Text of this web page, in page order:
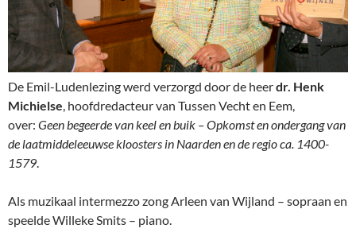
De Emil-Ludenlezing werd verzorgd door de heerdr. Henk
Michielse, hoofdredacteur van Tussen Vecht en Eem,
over: Geen begeerde van keel en buik – Opkomst en ondergang van
de laatmiddeleeuwse kloosters in Naarden en de regio ca. 1400-
1579.
Als muzikaal intermezzo zong Arleen van Wijland – sopraan en
speelde Willeke Smits – piano.